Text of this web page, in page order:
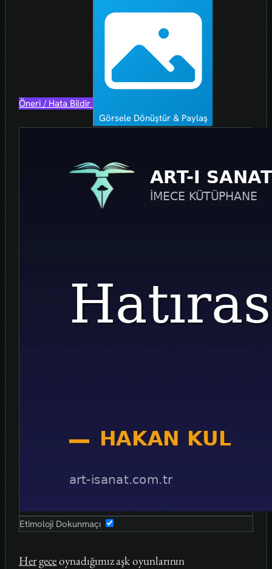
Öneri / Hata Bildir
Görsele Dönüştür & Paylaş
Etimoloji Dokunmaçı
Hergeceoynadığımız aşk oyunlarının